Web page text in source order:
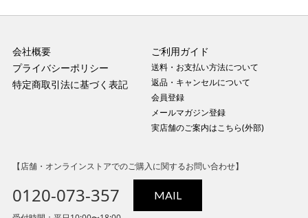
会社概要
プライバシーポリシー
特定商取引法に基づく表記
ご利用ガイド
送料・お支払い方法について
返品・キャンセルについて
会員登録
メールマガジン登録
実店舗のご案内はこちら(外部)
【店舗・オンラインストアでのご購入に関するお問い合わせ】
0120-073-357 MAIL